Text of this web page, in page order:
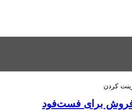
کردن
فروش برای فست‌فود